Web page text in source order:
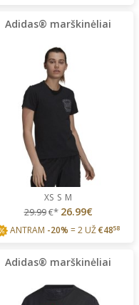
Adidas® marškinėliai
XS S M
29.99€* 26.99€
ANTRAM -20% = 2 UŽ€4858
Adidas® marškinėliai